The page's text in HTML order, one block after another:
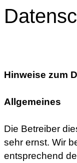
Hinweise zum
Allgemeines
Die Betreiber
sehr ernst. Wir
entsprechend